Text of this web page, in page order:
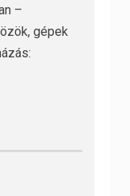
–
gépek